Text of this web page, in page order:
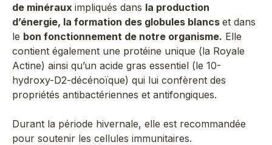
de minéraux impliqués dans la production
d’énergie, la formation des globules blancs et dans
le bon fonctionnement de notre organisme. Elle
contient également une protéine unique (la Royale
Actine) ainsi qu’un acide gras essentiel (le 10-
hydroxy-D2-décénoïque) qui lui confèrent des
propriétés antibactériennes et antifongiques.
Durant la période hivernale, elle est recommandée
pour soutenir les cellules immunitaires.